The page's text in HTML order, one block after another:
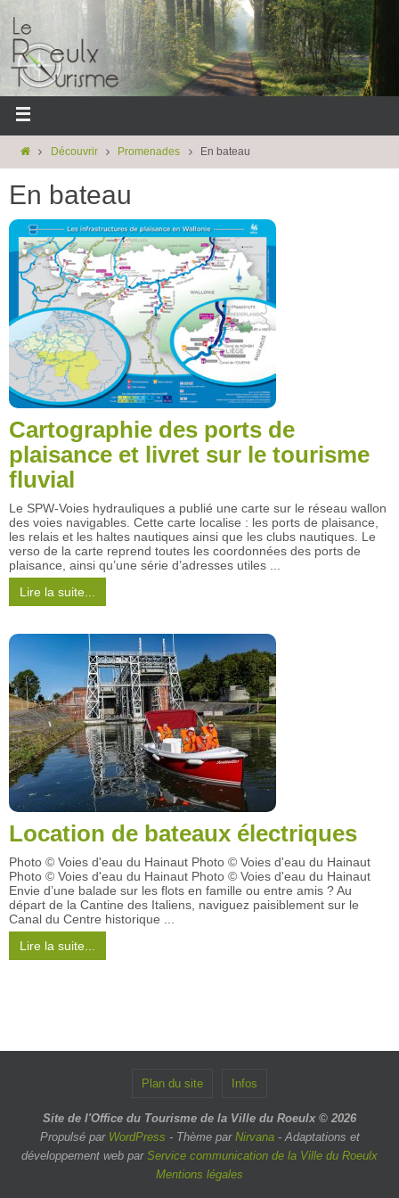
Découvrir Promenades En bateau
En bateau
Cartographie des ports de
plaisance et livret sur le tourisme
fluvial
Le SPW-Voies hydrauliques a publié une carte sur le réseau wallon
des voies navigables. Cette carte localise : les ports de plaisance,
les relais et les haltes nautiques ainsi que les clubs nautiques. Le
verso de la carte reprend toutes les coordonnées des ports de
plaisance, ainsi qu’une série d’adresses utiles ...
Lire la suite...
Location de bateaux électriques
Photo © Voies d'eau du Hainaut Photo © Voies d'eau du Hainaut
Photo © Voies d'eau du Hainaut Photo © Voies d'eau du Hainaut
Envie d’une balade sur les flots en famille ou entre amis ? Au
départ de la Cantine des Italiens, naviguez paisiblement sur le
Canal du Centre historique ...
Lire la suite...
Plan du site Infos
Site de l'Office du Tourisme de la Ville du Roeulx © 2026
Propulsé par WordPress - Thème par Nirvana- Adaptations et
développement web par Service communication de la Ville du Roeulx
Mentions légales